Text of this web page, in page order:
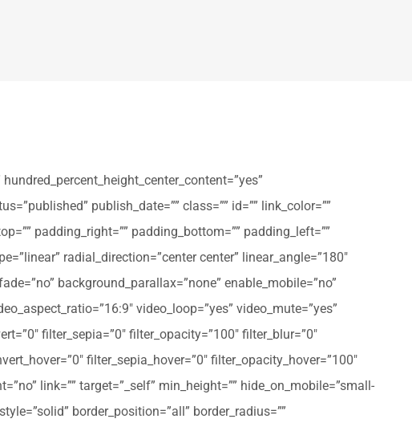
publish_date=”” class=”” id=”” link_color=””
padding_right=”” padding_bottom=”” padding_left=””
radial_direction=”center center” linear_angle=”180″
background_parallax=”none” enable_mobile=”no”
video_loop=”yes” video_mute=”yes”
filter_sepia=”0″ filter_opacity=”100″ filter_blur=”0″
filter_sepia_hover=”0″ filter_opacity_hover=”100″
link=”” target=”_self” min_height=”” hide_on_mobile=”small-
border_position=”all” border_radius=””